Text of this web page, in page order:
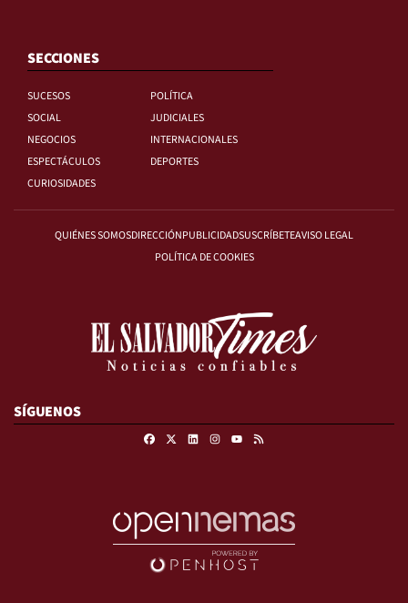
SECCIONES
SUCESOS
POLÍTICA
SOCIAL
JUDICIALES
NEGOCIOS
INTERNACIONALES
ESPECTÁCULOS
DEPORTES
CURIOSIDADES
QUIÉNES SOMOSDIRECCIÓNPUBLICIDADSUSCRÍBETEAVISO LEGAL
POLÍTICA DE COOKIES
SÍGUENOS
FacebookLinkedinInstagram